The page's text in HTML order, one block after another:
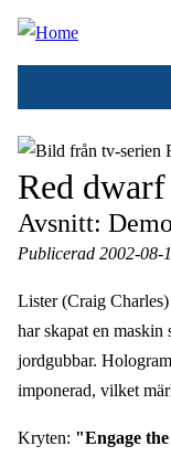
Hoppa
Red dwarf
Avsnitt:
Publicerad 2002-08-
Lister (Craig
har skapat en
jordgubbar.
imponerad, vilket
Kryten: "Engage